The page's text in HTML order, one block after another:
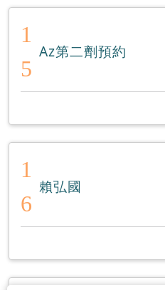
1
5
Az第二劑預約
1
6
賴弘國